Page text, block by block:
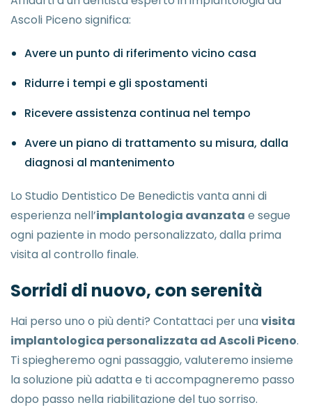
Ascoli Piceno significa:
Avere un punto di riferimento vicino casa
Ridurre i tempi e gli spostamenti
Ricevere assistenza continua nel tempo
Avere un piano di trattamento su misura, dalla
diagnosi al mantenimento
Lo Studio Dentistico De Benedictis vanta anni di
esperienza nell’implantologia avanzata e segue
ogni paziente in modo personalizzato, dalla prima
visita al controllo finale.
Sorridi di nuovo, con serenità
Hai perso uno o più denti? Contattaci per unavisita
implantologica personalizzata ad Ascoli Piceno.
Ti spiegheremo ogni passaggio, valuteremo insieme
la soluzione più adatta e ti accompagneremo passo
dopo passo nella riabilitazione del tuo sorriso.